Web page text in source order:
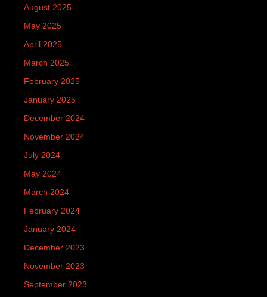
August 2025
May 2025
April 2025
March 2025
February 2025
January 2025
December 2024
November 2024
July 2024
May 2024
March 2024
February 2024
January 2024
December 2023
November 2023
September 2023